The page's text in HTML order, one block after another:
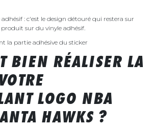
: c'est le design détouré qui restera sur
sur du vinyle adhésif.
la partie adhésive du sticker
BIEN RÉALISER LA
LOGO NBA
HAWKS ?